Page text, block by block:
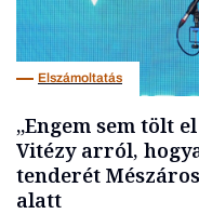
Elszámoltatás
„Engem sem tölt
Vitézy arról,
tenderét
alatt